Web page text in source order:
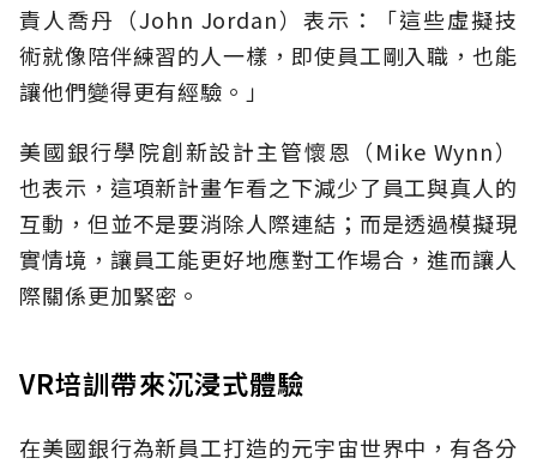
責人喬丹（John Jordan）表示：「這些虛擬技
術就像陪伴練習的人一樣，即使員工剛入職，也能
讓他們變得更有經驗。」
美國銀行學院創新設計主管懷恩（Mike Wynn）
也表示，這項新計畫乍看之下減少了員工與真人的
互動，但並不是要消除人際連結；而是透過模擬現
實情境，讓員工能更好地應對工作場合，進而讓人
際關係更加緊密。
VR培訓帶來沉浸式體驗
在美國銀行為新員工打造的元宇宙世界中，有各分